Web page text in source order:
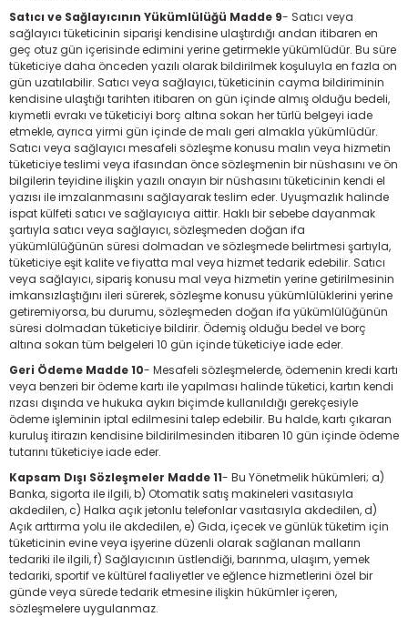
Satıcı ve Sağlayıcının Yükümlülüğü Madde 9- Satıcı veya
sağlayıcı tüketicinin siparişi kendisine ulaştırdığı andan itibaren en
geç otuz gün içerisinde edimini yerine getirmekle yükümlüdür. Bu süre
tüketiciye daha önceden yazılı olarak bildirilmek koşuluyla en fazla on
gün uzatılabilir. Satıcı veya sağlayıcı, tüketicinin cayma bildiriminin
kendisine ulaştığı tarihten itibaren on gün içinde almış olduğu bedeli,
kıymetli evrakı ve tüketiciyi borç altına sokan her türlü belgeyi iade
etmekle, ayrıca yirmi gün içinde de malı geri almakla yükümlüdür.
Satıcı veya sağlayıcı mesafeli sözleşme konusu malın veya hizmetin
tüketiciye teslimi veya ifasından önce sözleşmenin bir nüshasını ve ön
bilgilerin teyidine ilişkin yazılı onayın bir nüshasını tüketicinin kendi el
yazısı ile imzalanmasını sağlayarak teslim eder. Uyuşmazlık halinde
ispat külfeti satıcı ve sağlayıcıya aittir. Haklı bir sebebe dayanmak
şartıyla satıcı veya sağlayıcı, sözleşmeden doğan ifa
yükümlülüğünün süresi dolmadan ve sözleşmede belirtmesi şartıyla,
tüketiciye eşit kalite ve fiyatta mal veya hizmet tedarik edebilir. Satıcı
veya sağlayıcı, sipariş konusu mal veya hizmetin yerine getirilmesinin
imkansızlaştığını ileri sürerek, sözleşme konusu yükümlülüklerini yerine
getiremiyorsa, bu durumu, sözleşmeden doğan ifa yükümlülüğünün
süresi dolmadan tüketiciye bildirir. Ödemiş olduğu bedel ve borç
altına sokan tüm belgeleri 10 gün içinde tüketiciye iade eder.
Geri Ödeme Madde 10- Mesafeli sözleşmelerde, ödemenin kredi kartı
veya benzeri bir ödeme kartı ile yapılması halinde tüketici, kartın kendi
rızası dışında ve hukuka aykırı biçimde kullanıldığı gerekçesiyle
ödeme işleminin iptal edilmesini talep edebilir. Bu halde, kartı çıkaran
kuruluş itirazın kendisine bildirilmesinden itibaren 10 gün içinde ödeme
tutarını tüketiciye iade eder.
Kapsam Dışı Sözleşmeler Madde 11- Bu Yönetmelik hükümleri; a)
Banka, sigorta ile ilgili, b) Otomatik satış makineleri vasıtasıyla
akdedilen, c) Halka açık jetonlu telefonlar vasıtasıyla akdedilen, d)
Açık arttırma yolu ile akdedilen, e) Gıda, içecek ve günlük tüketim için
tüketicinin evine veya işyerine düzenli olarak sağlanan malların
tedariki ile ilgili, f) Sağlayıcının üstlendiği, barınma, ulaşım, yemek
tedariki, sportif ve kültürel faaliyetler ve eğlence hizmetlerini özel bir
günde veya sürede tedarik etmesine ilişkin hükümler içeren,
sözleşmelere uygulanmaz.